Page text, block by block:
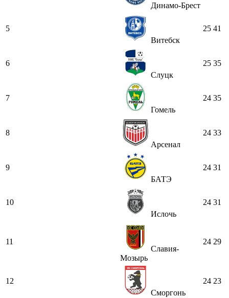
Динамо-Брест
5
Витебск
25 41
6
Слуцк
25 35
7
Гомель
24 35
8
Арсенал
24 33
9
БАТЭ
24 31
10
Ислочь
24 31
11
Славия-
Мозырь
24 29
12
Сморгонь
24 23